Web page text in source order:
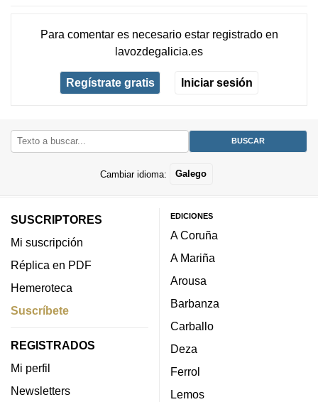
Para comentar es necesario estar registradoen
lavozdegalicia.es
Regístrate gratis Iniciar sesión
Cambiar idioma: Galego
SUSCRIPTORES
Mi suscripción
Réplica en PDF
Hemeroteca
Suscríbete
REGISTRADOS
Mi perfil
Newsletters
EDICIONES
A Coruña
A Mariña
Arousa
Barbanza
Carballo
Deza
Ferrol
Lemos